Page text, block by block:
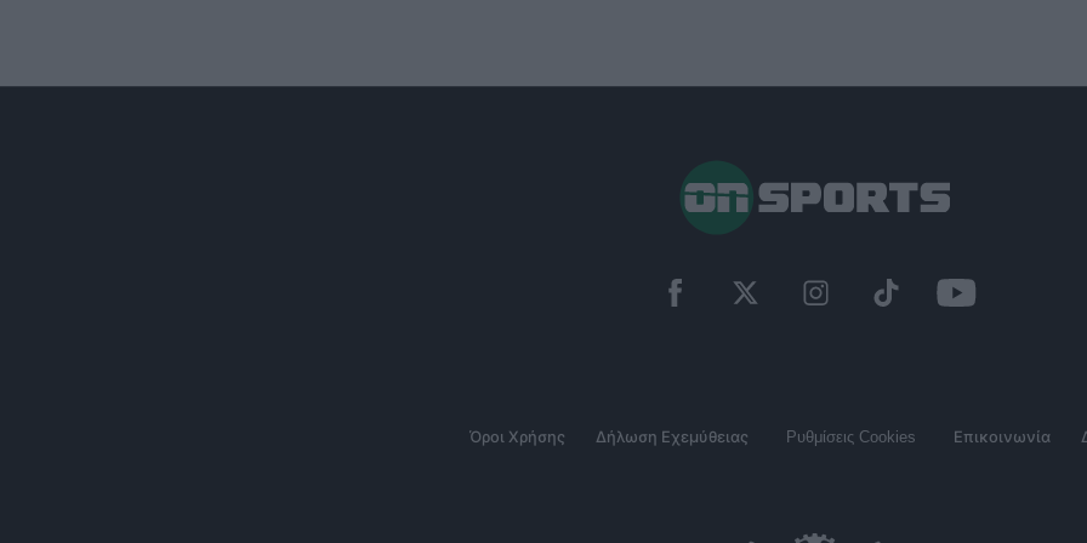
Όροι Χρήσης Δήλωση Εχεμύθειας Ρυθμίσεις Cookies Επικοινωνία